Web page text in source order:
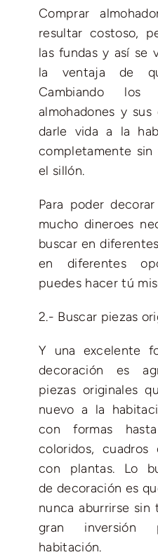
Comprar
resultar costoso,
las fundas y así se
la ventaja de
Cambiando
almohadones y
darle vida a la
completamente
el sillón.
Para poder
mucho dineroes
buscar en
en diferentes
puedes hacer tú
2.- Buscar piezas
Y una excelente
decoración es
piezas originales
nuevo a la
con formas
coloridos, cuadros
con plantas. Lo
de decoración es
nunca aburrirse sin
gran inversión
habitación.